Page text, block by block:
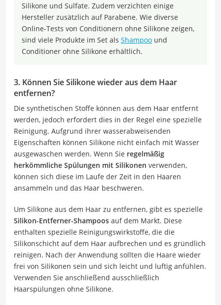
Silikone und Sulfate. Zudem verzichten einige
Hersteller zusätzlich auf Parabene. Wie diverse
Online-Tests von Conditionern ohne Silikone zeigen,
sind viele Produkte im Set als Shampoo und
Conditioner ohne Silikone erhältlich.
3. Können Sie Silikone wieder aus dem Haar
entfernen?
Die synthetischen Stoffe können aus dem Haar entfernt
werden, jedoch erfordert dies in der Regel eine spezielle
Reinigung. Aufgrund ihrer wasserabweisenden
Eigenschaften können Silikone nicht einfach mit Wasser
ausgewaschen werden. Wenn Sie regelmäßig
herkömmliche Spülungen mit Silikonen verwenden,
können sich diese im Laufe der Zeit in den Haaren
ansammeln und das Haar beschweren.
Um Silikone aus dem Haar zu entfernen, gibt es spezielle
Silikon-Entferner-Shampoos auf dem Markt. Diese
enthalten spezielle Reinigungswirkstoffe, die die
Silikonschicht auf dem Haar aufbrechen und es gründlich
reinigen. Nach der Anwendung sollten die Haare wieder
frei von Silikonen sein und sich leicht und luftig anfühlen.
Verwenden Sie anschließend ausschließlich
Haarspülungen ohne Silikone.